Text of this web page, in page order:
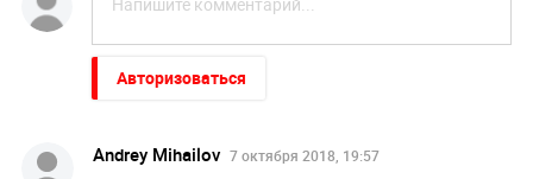
Авторизоваться
Andrey Mihailov 7 октября 2018, 19:57